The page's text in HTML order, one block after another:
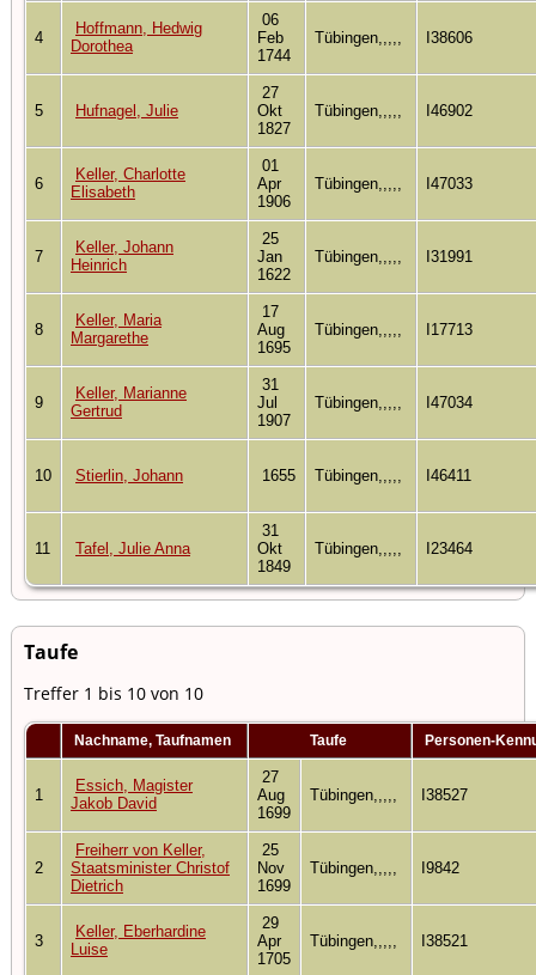
4
Hoffmann, Hedwig
Dorothea
06
Feb
1744
Tübingen,,,,, I38606
5 Hufnagel, Julie
27
Okt
1827
Tübingen,,,,, I46902
6
Keller, Charlotte
Elisabeth
01
Apr
1906
Tübingen,,,,, I47033
7
Keller, Johann
Heinrich
25
Jan
1622
Tübingen,,,,, I31991
8
Keller, Maria
Margarethe
17
Aug
1695
Tübingen,,,,, I17713
9
Keller, Marianne
Gertrud
31
Jul
1907
Tübingen,,,,, I47034
10 Stierlin, Johann 1655 Tübingen,,,,, I46411
11 Tafel, Julie Anna
31
Okt
1849
Tübingen,,,,, I23464
Taufe
Treffer 1 bis 10 von 10
Nachname, Taufnamen Taufe Personen-
1
Essich, Magister
Jakob David
27
Aug
1699
Tübingen,,,,, I38527
2
Freiherr von Keller,
Staatsminister Christof
Dietrich
25
Nov
1699
Tübingen,,,,, I9842
3
Keller, Eberhardine
Luise
29
Apr
1705
Tübingen,,,,, I38521